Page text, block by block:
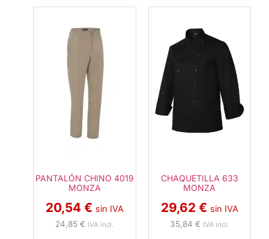
PANTALÓN CHINO 4019
MONZA
20,54 € sin IVA
24,85€ IVA incl.
CHAQUETILLA 633
MONZA
29,62 € sin IVA
35,84€ IVA incl.